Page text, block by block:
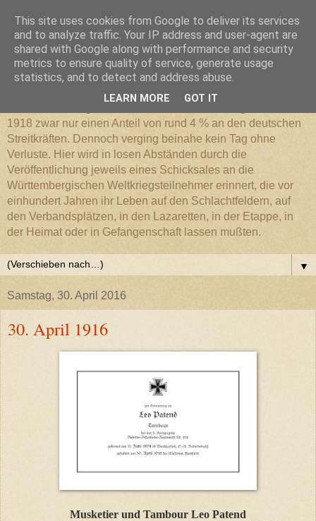
Württembergischer
Weltkriegs-Blog
1918 zwar nur einen Anteil von rund 4 % an den deutschen
Streitkräften. Dennoch verging beinahe kein Tag ohne
Verluste. Hier wird in losen Abständen durch die
Veröffentlichung jeweils eines Schicksales an die
Württembergischen Weltkriegsteilnehmer erinnert, die vor
einhundert Jahren ihr Leben auf den Schlachtfeldern, auf
den Verbandsplätzen, in den Lazaretten, in der Etappe, in
der Heimat oder in Gefangenschaft lassen mußten.
▼
Samstag, 30. April 2016
30. April 1916
Musketier und Tambour Leo Patend
This site uses cookies from Google to deliver its services
and to analyze traffic. Your IP address and user-agent are
shared with Google along with performance and security
metrics to ensure quality of service, generate usage
statistics, and to detect and address abuse.
LEARN MORE GOT IT